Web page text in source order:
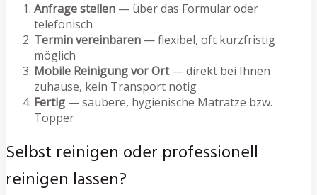
Anfrage stellen — über das Formular oder
telefonisch
Termin vereinbaren — flexibel, oft kurzfristig
möglich
Mobile Reinigung vor Ort— direkt bei Ihnen
zuhause, kein Transport nötig
Fertig — saubere, hygienische Matratze bzw.
Topper
Selbst reinigen oder professionell
reinigen lassen?